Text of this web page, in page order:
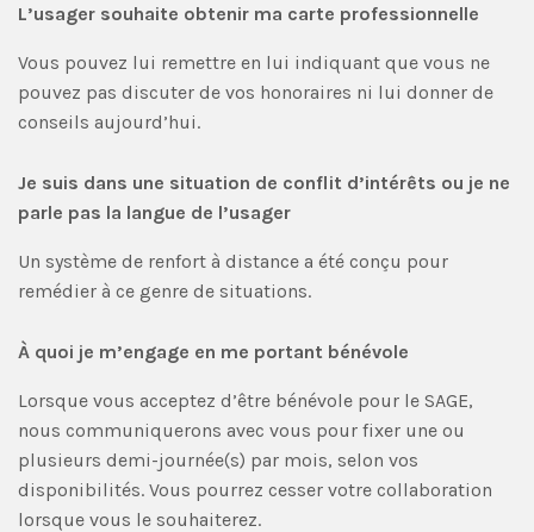
L’usager souhaite obtenir ma carte professionnelle
Vous pouvez lui remettre en lui indiquant que vous ne
pouvez pas discuter de vos honoraires ni lui donner de
conseils aujourd’hui.
Je suis dans une situation de conflit d’intérêts ou je ne
parle pas la langue de l’usager
Un système de renfort à distance a été conçu pour
remédier à ce genre de situations.
À quoi je m’engage en me portant bénévole
Lorsque vous acceptez d’être bénévole pour le SAGE,
nous communiquerons avec vous pour fixer une ou
plusieurs demi-journée(s) par mois, selon vos
disponibilités. Vous pourrez cesser votre collaboration
lorsque vous le souhaiterez.